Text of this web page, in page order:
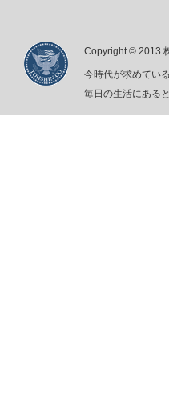
Copyright © 2013
今時代が求めてい
毎日の生活にある